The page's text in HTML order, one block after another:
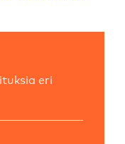
eri